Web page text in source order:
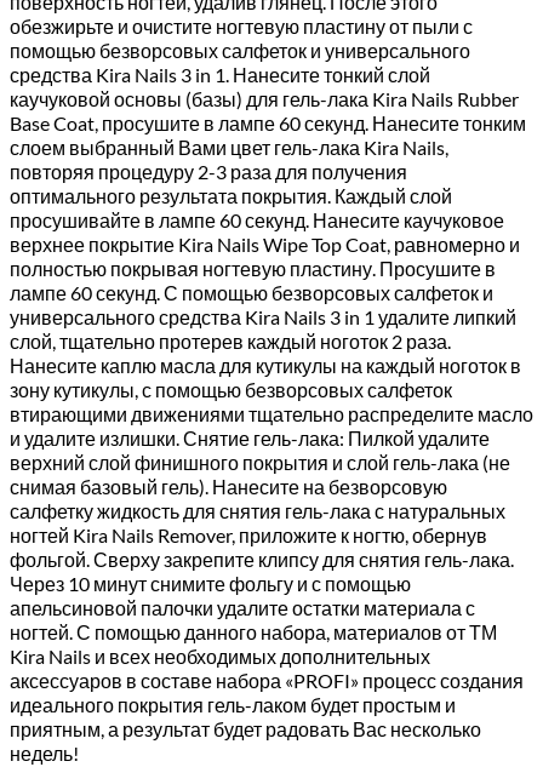
обезжирьте и очистите ногтевую пластину от пыли с
помощью безворсовых салфеток и универсального
средства Kira Nails 3 in 1. Нанесите тонкий слой
каучуковой основы (базы) для гель-лака Kira Nails Rubber
Base Coat, просушите в лампе 60 секунд. Нанесите тонким
слоем выбранный Вами цвет гель-лака Kira Nails,
повторяя процедуру 2-3 раза для получения
оптимального результата покрытия. Каждый слой
просушивайте в лампе 60 секунд. Нанесите каучуковое
верхнее покрытие Kira Nails Wipe Top Coat, равномерно и
полностью покрывая ногтевую пластину. Просушите в
лампе 60 секунд. С помощью безворсовых салфеток и
универсального средства Kira Nails 3 in 1 удалите липкий
слой, тщательно протерев каждый ноготок 2 раза.
Нанесите каплю масла для кутикулы на каждый ноготок в
зону кутикулы, с помощью безворсовых салфеток
втирающими движениями тщательно распределите масло
и удалите излишки. Снятие гель-лака: Пилкой удалите
верхний слой финишного покрытия и слой гель-лака (не
снимая базовый гель). Нанесите на безворсовую
салфетку жидкость для снятия гель-лака с натуральных
ногтей Kira Nails Remover, приложите к ногтю, обернув
фольгой. Сверху закрепите клипсу для снятия гель-лака.
Через 10 минут снимите фольгу и с помощью
апельсиновой палочки удалите остатки материала с
ногтей. С помощью данного набора, материалов от ТМ
Kira Nails и всех необходимых дополнительных
аксессуаров в составе набора «PROFI» процесс создания
идеального покрытия гель-лаком будет простым и
приятным, а результат будет радовать Вас несколько
недель!